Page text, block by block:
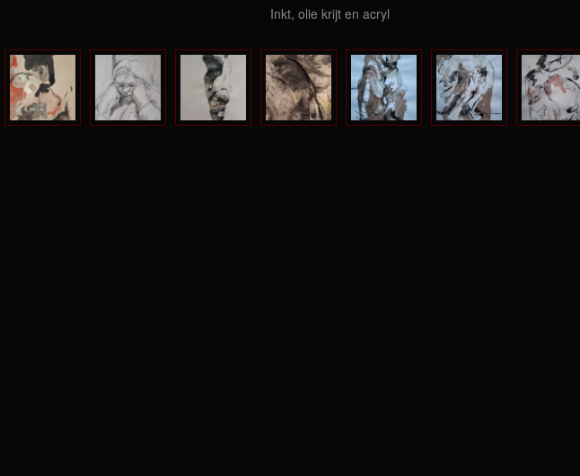
Inkt, olie krijt en acryl